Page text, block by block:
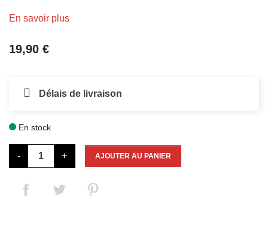
En savoir plus
19,90 €
Délais de livraison
En stock
- + AJOUTER AU PANIER